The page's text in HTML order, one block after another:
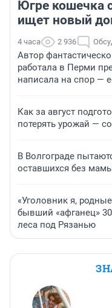
Югре кошечка
ищет новый
4 часа 2 936
Автор
работала в Перми
написала на спор —
Как за август
потерять урожай —
В Волгограде
оставшихся без
«Уголовник я,
бывший «афганец»
леса под Рязанью